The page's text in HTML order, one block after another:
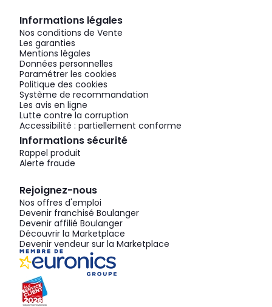
Informations légales
Nos conditions de Vente
Les garanties
Mentions légales
Données personnelles
Paramétrer les cookies
Politique des cookies
Système de recommandation
Les avis en ligne
Lutte contre la corruption
Accessibilité : partiellement conforme
Informations sécurité
Rappel produit
Alerte fraude
Rejoignez-nous
Nos offres d'emploi
Devenir franchisé Boulanger
Devenir affilié Boulanger
Découvrir la Marketplace
Devenir vendeur sur la Marketplace